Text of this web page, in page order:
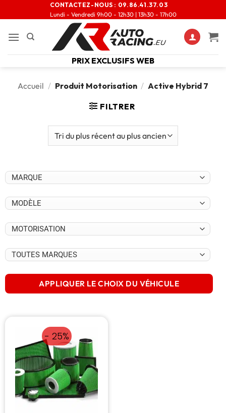
CONTACTEZ-NOUS : 09.86.41.37.03
Lundi - Vendredi 9h00 - 12h30 | 13h30 - 17h00
PRIX EXCLUSIFS WEB
Accueil / Produit Motorisation / Active Hybrid 7
FILTRER
APPLIQUER LE CHOIX DU VÉHICULE
- 25%